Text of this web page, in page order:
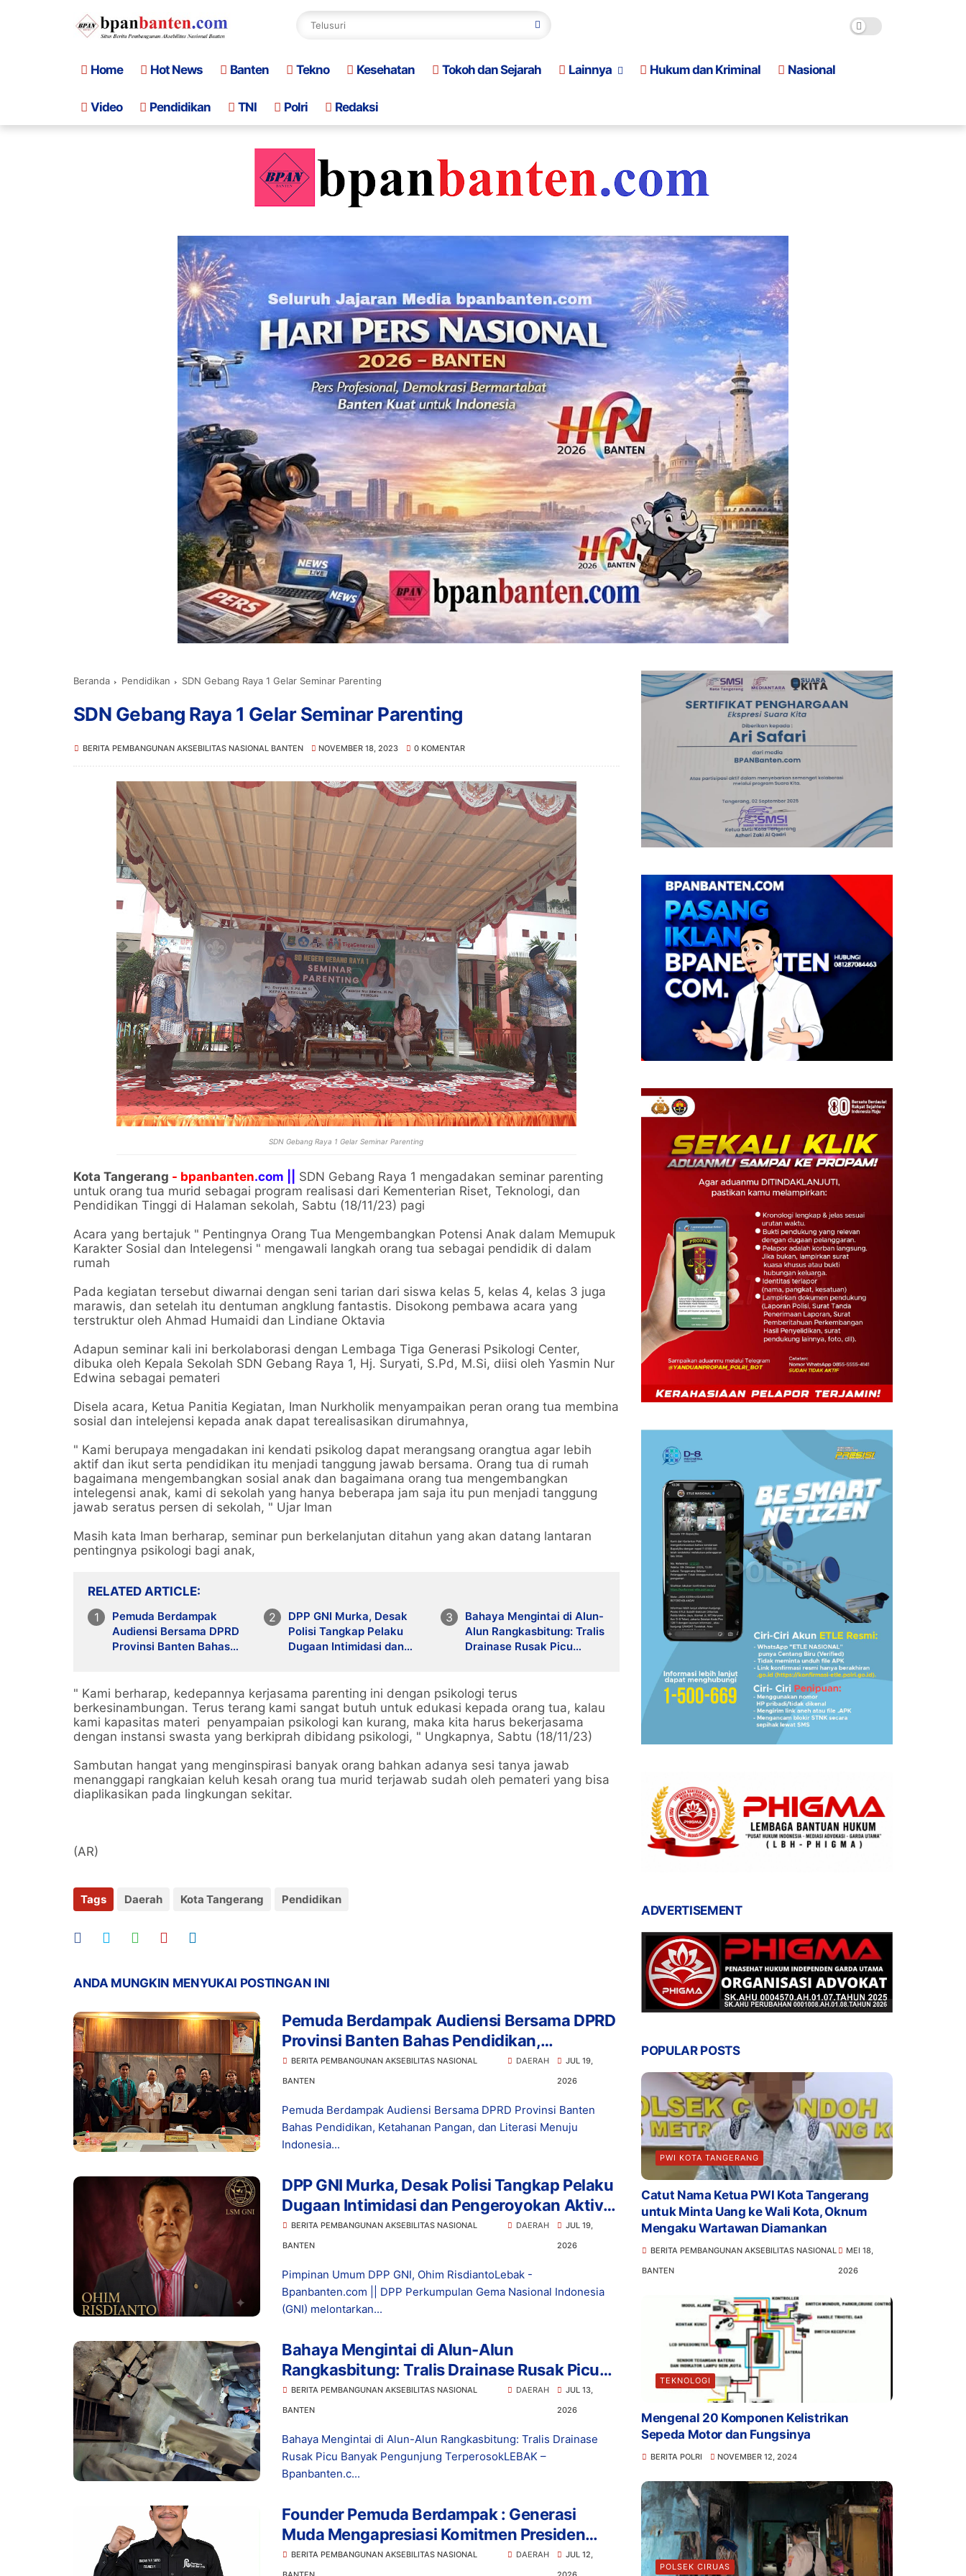
Home Hot News Banten Tekno Kesehatan Tokoh dan Sejarah Lainnya Hukum dan Kriminal Nasional
Video Pendidikan TNI Polri Redaksi
Beranda Pendidikan SDN Gebang Raya 1 Gelar Seminar Parenting
SDN Gebang Raya 1 Gelar Seminar Parenting
BERITA PEMBANGUNAN AKSEBILITAS NASIONAL BANTEN NOVEMBER 18, 2023 0 KOMENTAR
SDN Gebang Raya 1 Gelar Seminar Parenting
Kota Tangerang - bpanbanten.com ||
SDN Gebang Raya 1 mengadakan seminar parenting
untuk orang tua murid sebagai program realisasi dari Kementerian Riset, Teknologi, dan
Pendidikan Tinggi di Halaman sekolah, Sabtu (18/11/23) pagi
Acara yang bertajuk " Pentingnya Orang Tua Mengembangkan Potensi Anak dalam Memupuk
Karakter Sosial dan Intelegensi " mengawali langkah orang tua sebagai pendidik di dalam
rumah
Pada kegiatan tersebut diwarnai dengan seni tarian dari siswa kelas 5, kelas 4, kelas 3 juga
marawis, dan setelah itu dentuman angklung fantastis. Disokong pembawa acara yang
terstruktur oleh Ahmad Humaidi dan Lindiane Oktavia
Adapun seminar kali ini berkolaborasi dengan Lembaga Tiga Generasi Psikologi Center,
dibuka oleh Kepala Sekolah SDN Gebang Raya 1, Hj. Suryati, S.Pd, M.Si, diisi oleh Yasmin Nur
Edwina sebagai pemateri
Disela acara, Ketua Panitia Kegiatan, Iman Nurkholik menyampaikan peran orang tua membina
sosial dan intelejensi kepada anak dapat terealisasikan dirumahnya,
" Kami berupaya mengadakan ini kendati psikolog dapat merangsang orangtua agar lebih
aktif dan ikut serta pendidikan itu menjadi tanggung jawab bersama. Orang tua di rumah
bagaimana mengembangkan sosial anak dan bagaimana orang tua mengembangkan
intelegensi anak, kami di sekolah yang hanya beberapa jam saja itu pun menjadi tanggung
jawab seratus persen di sekolah, " Ujar Iman
Masih kata Iman berharap, seminar pun berkelanjutan ditahun yang akan datang lantaran
pentingnya psikologi bagi anak,
RELATED ARTICLE
Pemuda Berdampak
Audiensi Bersama DPRD
Provinsi Banten Bahas
Menuju Indonesia Emas
2045
DPP GNI Murka, Desak
Polisi Tangkap Pelaku
Dugaan Intimidasi dan
Bahaya Mengintai di Alun-
Alun Rangkasbitung: Tralis
Drainase Rusak Picu
" Kami berharap, kedepannya kerjasama parenting ini dengan psikologi terus
berkesinambungan. Terus terang kami sangat butuh untuk edukasi kepada orang tua, kalau
kami kapasitas materi penyampaian psikologi kan kurang, maka kita harus bekerjasama
dengan instansi swasta yang berkiprah dibidang psikologi, " Ungkapnya, Sabtu (18/11/23)
Sambutan hangat yang menginspirasi banyak orang bahkan adanya sesi tanya jawab
menanggapi rangkaian keluh kesah orang tua murid terjawab sudah oleh pemateri yang bisa
diaplikasikan pada lingkungan sekitar.
(AR)
Tags Daerah Kota Tangerang Pendidikan
ANDA MUNGKIN MENYUKAI POSTINGAN INI
Pemuda Berdampak Audiensi Bersama DPRD
Provinsi Banten Bahas Pendidikan,
Ketahanan Pangan, dan Literasi Menuju
Indonesia Emas 2045
BERITA PEMBANGUNAN AKSEBILITAS NASIONAL
BANTEN
DAERAH
JUL 19,
2026
Pemuda Berdampak Audiensi Bersama DPRD Provinsi Banten
Bahas Pendidikan, Ketahanan Pangan, dan Literasi Menuju
Indonesia...
DPP GNI Murka, Desak Polisi Tangkap Pelaku
Dugaan Intimidasi dan Pengeroyokan Aktivis
di Lebak
BERITA PEMBANGUNAN AKSEBILITAS NASIONAL
BANTEN
DAERAH
JUL 19,
2026
Pimpinan Umum DPP GNI, Ohim RisdiantoLebak -
Bpanbanten.com || DPP Perkumpulan Gema Nasional Indonesia
(GNI) melontarkan...
Bahaya Mengintai di Alun-Alun
Rangkasbitung: Tralis Drainase Rusak Picu
Banyak Pengunjung Terperosok
BERITA PEMBANGUNAN AKSEBILITAS NASIONAL
BANTEN
DAERAH
JUL 13,
2026
Bahaya Mengintai di Alun-Alun Rangkasbitung: Tralis Drainase
Rusak Picu Banyak Pengunjung TerperosokLEBAK –
Bpanbanten.c...
Founder Pemuda Berdampak : Generasi
Muda Mengapresiasi Komitmen Presiden
Prabowo dalam Pemberantasan Korupsi
BERITA PEMBANGUNAN AKSEBILITAS NASIONAL
DAERAH
JUL 12,
ADVERTISEMENT
POPULAR POSTS
PWI KOTA TANGERANG
Catut Nama Ketua PWI Kota Tangerang
untuk Minta Uang ke Wali Kota, Oknum
Mengaku Wartawan Diamankan
BERITA PEMBANGUNAN AKSEBILITAS NASIONAL
BANTEN
MEI 18,
2026
TEKNOLOGI
Mengenal 20 Komponen Kelistrikan
Sepeda Motor dan Fungsinya
BERITA POLRI NOVEMBER 12, 2024
POLSEK CIRUAS